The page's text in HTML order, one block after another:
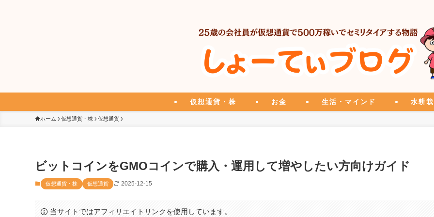
仮想通貨・株 お金 生活・マインド 水耕
ホーム 仮想通貨・株 仮想通貨
ビットコインをGMOコインで購入・運用して増やしたい方向けガイド
仮想通貨・株 仮想通貨 2025-12-15
当サイトではアフィリエイトリンクを使用しています。